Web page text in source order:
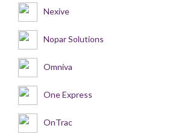
Nexive
Nopar Solutions
Omniva
One Express
OnTrac